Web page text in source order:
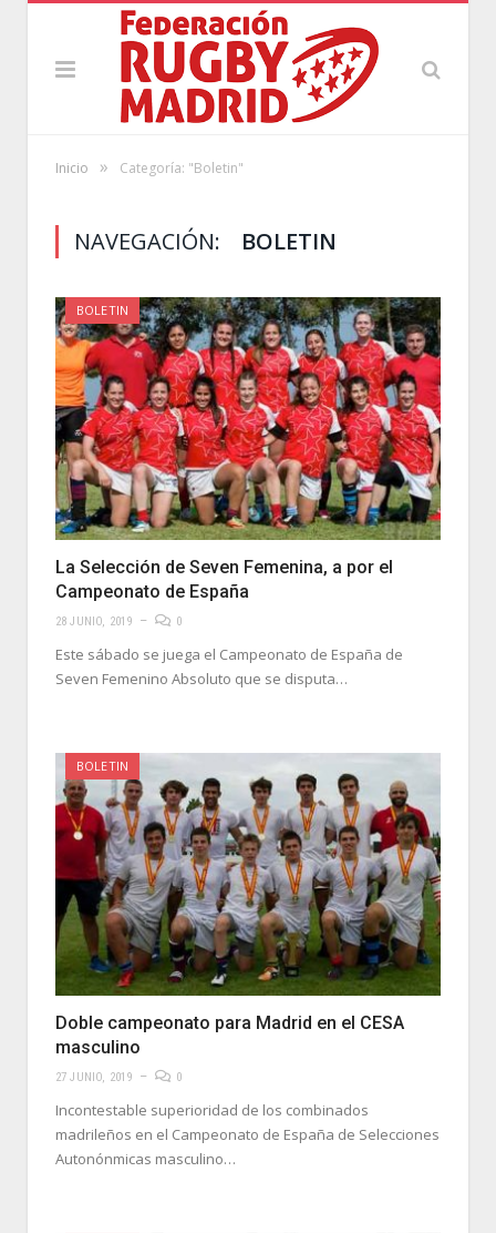
Inicio » Categoría: "Boletin"
NAVEGACIÓN: BOLETIN
BOLETIN
La Selección de Seven Femenina, a por el
Campeonato de España
28 JUNIO, 2019 0
Este sábado se juega el Campeonato de España de
Seven Femenino Absoluto que se disputa…
BOLETIN
Doble campeonato para Madrid en el CESA
masculino
27 JUNIO, 2019 0
Incontestable superioridad de los combinados
madrileños en el Campeonato de España de Selecciones
Autonónmicas masculino…